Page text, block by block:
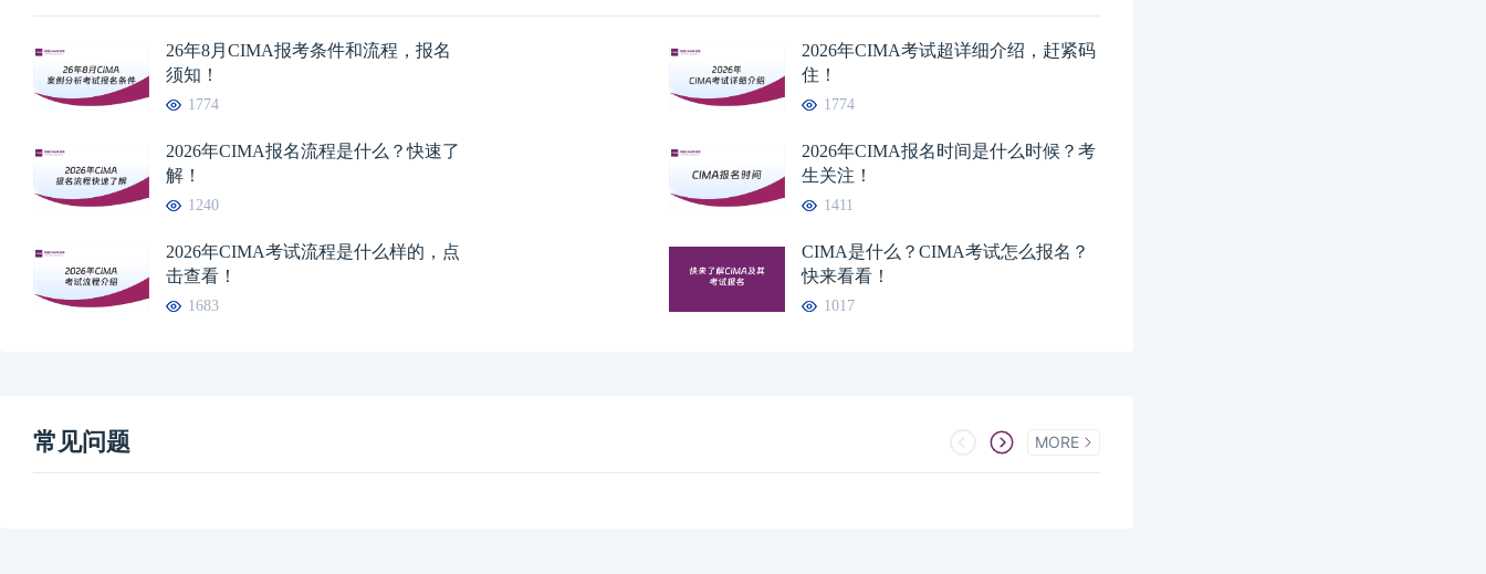
26年8月CIMA报考条件和流程，报名
须知！
1774
2026年CIMA考试超详细介绍，赶紧码
住！
1774
2026年CIMA报名流程是什么？快速了
解！
1240
2026年CIMA报名时间是什么时候？考
生关注！
1411
2026年CIMA考试流程是什么样的，点
击查看！
1683
CIMA是什么？CIMA考试怎么报名？
快来看看！
1017
常见问题 MORE